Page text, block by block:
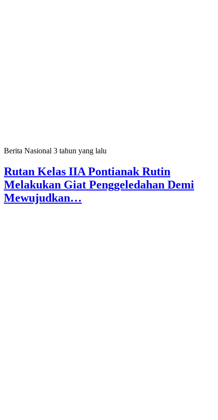
Berita Nasional 3 tahun yang lalu
Rutan Kelas IIA Pontianak Rutin
Melakukan Giat Penggeledahan Demi
Mewujudkan…